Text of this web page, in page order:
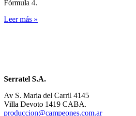
Fórmula 4.
Leer más »
Serratel S.A.
Av S. Maria del Carril 4145
Villa Devoto 1419 CABA.
produccion@campeones.com.ar